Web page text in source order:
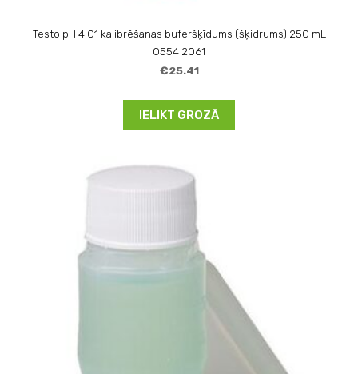
Testo pH 4.01 kalibrēšanas buferšķīdums (šķidrums) 250 mL
0554 2061
€25.41
IELIKT GROZĀ